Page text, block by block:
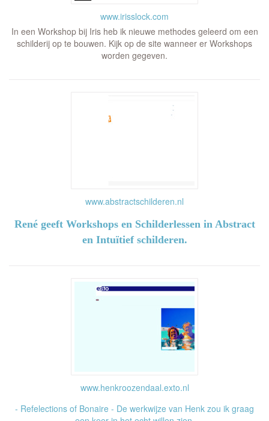
www.irisslock.com
In een Workshop bij Iris heb ik nieuwe methodes geleerd om een
schilderij op te bouwen. Kijk op de site wanneer er Workshops
worden gegeven.
www.abstractschilderen.nl
René geeft Workshops en Schilderlessen in Abstract
en Intuïtief schilderen.
www.henkroozendaal.exto.nl
- Refelections of Bonaire - De werkwijze van Henk zou ik graag